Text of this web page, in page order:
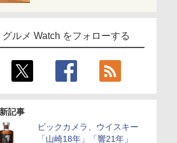
グルメ Watch をフォローする
記事
ビックカメラ、ウイスキー
「山崎18年」「響21年」